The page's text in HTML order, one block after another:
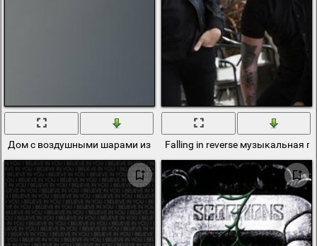
Дом с воздушными шарами из мультфильма UpFalling in reverse музыкальная